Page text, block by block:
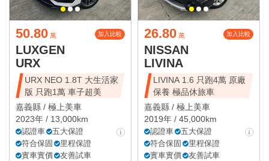
50.80 萬 加入比較
LUXGEN
URX
URX NEO 1.8T 大生活家
版 只跑1萬 車子超美
嘉義縣 / 極上美車
2023年 / 13,000km
認證車
五大保證
符合保固
里程保證
實車實價
友善試車
26.80 萬 加入比較
NISSAN
LIVINA
LIVINA 1.6 只跑4萬 原廠
保養 極品休旅車
嘉義縣 / 極上美車
2019年 / 45,000km
認證車
五大保證
符合保固
里程保證
實車實價
友善試車